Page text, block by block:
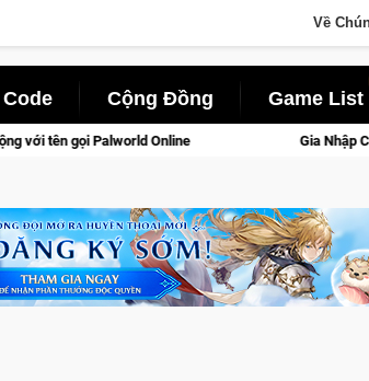
Về
Cộng Đồng Game List
Gia Nhập Closed Beta Norse Saga: Cửu Giới